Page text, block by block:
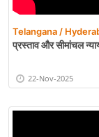
Telangana /
प्रस्ताव और सीमांचल
22-Nov-2025